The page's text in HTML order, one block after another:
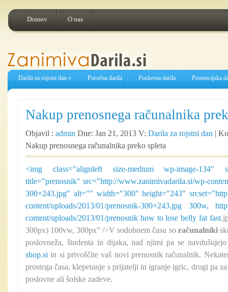
Domov O nas
Darila za rojstni dan » Poročna darila Poslovna darila Promocijska
Nakup prenosnega računalnika
Objavil : admin Dne: Jan 21, 2013 V: Darila za rojstni dan |
Nakup prenosnega računalnika preko spleta
<img class="alignleft size-medium wp-image-134"
title="prenosnik" src="http://www.zanimivadarila.si/wp-
300×243.jpg" alt="" width="300" height="243"
content/uploads/2013/01/prenosnik-300×243.jpg 300w,
content/uploads/2013/01/prenosnik how to lose belly fat fast
300px) 100vw, 300px” />V sodobnem času so računalniki
poslovneža, študenta in dijaka, nad njimi pa se
shop.si in si privoščite vaš novi prenosnik računalnik.
prostega časa, klepetanje s prijatelji in igranje igric, drugi pa
poslovne ali šolske zadeve.